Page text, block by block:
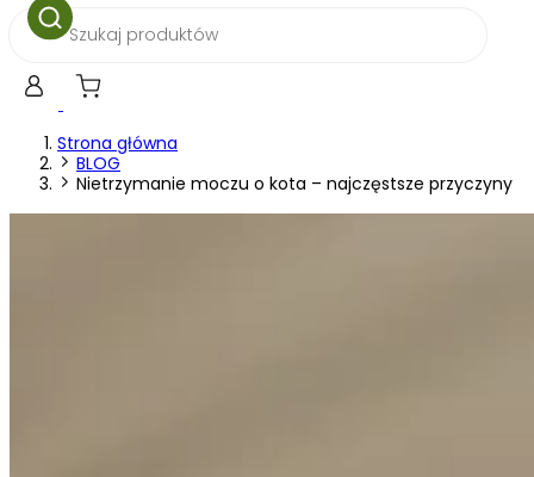
Wyszukiwarka
produktów
Strona główna
BLOG
Nietrzymanie moczu o kota – najczęstsze przyczyny